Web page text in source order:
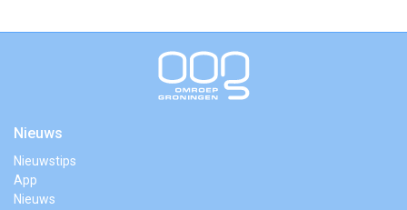
Nieuws
Nieuwstips
App
Nieuws